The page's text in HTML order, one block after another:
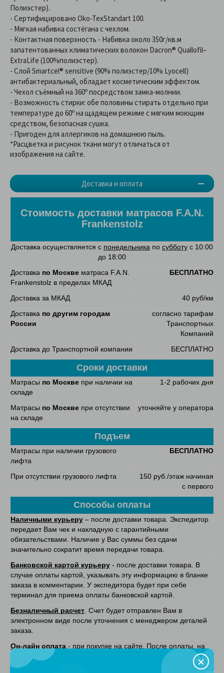
Доставка и оплата
Полиэстер).
- Сертифицировано Оko-TexStandart 100.
- Мягкая набивка состёгана с чехлом.
- Контактная поверхность - Набивка около 350г/кв.м
запатентованных климатических волокон Dacron® Quallofil–
ExtraLife (100%полиэстер).
- Слой Smartcel® sensitive (90% полиэстер/10% Lyocell)
антибактериальный, обладает косметическим эффектом.
- Чехол съёмный на 360º посредством замка-молнии.
- Возможность стирки: обе половины стирать отдельно при
температуре до 60º на щадящем режиме с мягким моющим
средством, безопасная сушка.
- Пригоден для аллергиков на домашнюю пыль.
*Расцветка и рисунок ткани могут отличаться от
изображения на сайте.
Стоимость доставки матрасов F.A.N.
Frankenstolz
Доставка осуществляется с понедельника по субботу с 10:00
до 18:00
Доставка по Москве матраса F.A.N.
Frankenstolz в пределах МКАД
БЕСПЛАТНО
Доставка за МКАД
40 руб/км
Доставка по другим городам
России
согласно тарифам
Транспортных
Компаний
Доставка до Транспортной компании
БЕСПЛАТНО
Сроки доставки
Матрасы по Москве при наличии на
складе
1-2 рабочих дня
Матрасы по Москве при отсутствии
на складе
уточняйте у оператора
Подъем
Матрасы при наличии грузового
лифта
БЕСПЛАТНО
При отсутствии грузового лифта
150 руб./этаж начиная
с первого
Способы оплаты
Наличными курьеру – после доставки товара. Экспедитор
передает Вам чек и накладную с гарантийными
обязательствами. Наличие у Вас суммы без сдачи
значительно сократит время передачи товара.
Банковской картой курьеру - после доставки товара. В
случае оплаты картой, указывать эту информацию в бланке
заказа в комментарии. У экспедитора будет при себе
терминал для приема оплаты банковской картой.
Безналичный расчет. Счет будет отправлен Вам в
электронном виде после уточнения с менеджером деталей
заказа.
Он-лайн оплата - при покупке на сайте. После оплаты, на
указанную вами электронную почту, в соответситвии с
федеральным законом № 54-ФЗ будет отправлен кассовый